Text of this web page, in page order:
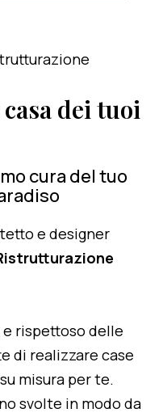
dei tuoi
cura del tuo
e designer
rispettoso delle
di realizzare case
misura per te.
svolte in modo da